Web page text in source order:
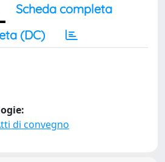
Scheda completa
(DC)
di convegno